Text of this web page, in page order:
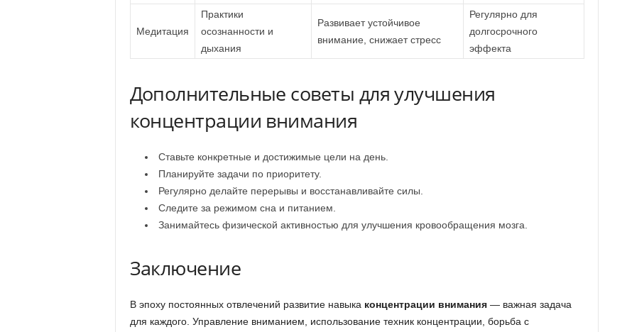
Медитация
Практики
осознанности и
дыхания
Развивает устойчивое
внимание, снижает стресс
Регулярно для
долгосрочного
эффекта
Дополнительные советы для улучшения
концентрации внимания
Ставьте конкретные и достижимые цели на день.
Планируйте задачи по приоритету.
Регулярно делайте перерывы и восстанавливайте силы.
Следите за режимом сна и питанием.
Занимайтесь физической активностью для улучшения кровообращения мозга.
Заключение
В эпоху постоянных отвлечений развитие навыка концентрации внимания— важная задача
для каждого. Управление вниманием, использование техник концентрации, борьба с